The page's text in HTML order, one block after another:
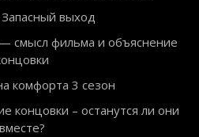
выход
смысл фильма и объяснение
комфорта 3 сезон
концовки – останутся ли они
вместе?